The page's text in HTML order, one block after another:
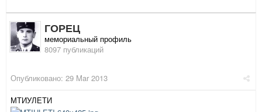
ГОРЕЦ
мемориальный профиль
8097 публикаций
Опубликовано: 29 Mar 2013
МТИУЛЕТИ